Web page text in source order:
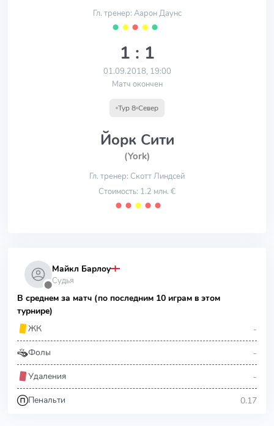
Гл. тренер: Аарон Даунс
⬤ ⬤ ⬤ ⬤ ⬤
1 : 1
01.09.2018, 19:00
Матч окончен
Тур 8 Север
Йорк Сити
(York)
Гл. тренер: Скотт Линдсей
Стоимость: 1.2 млн. €
⬤ ⬤ ⬤ ⬤ ⬤
⬤
Майкл Барлоу
Судья
В среднем за матч (по последним 10 играм в этом
турнире)
ЖК
-
Фолы -
Удаления -
Пенальти 0.17